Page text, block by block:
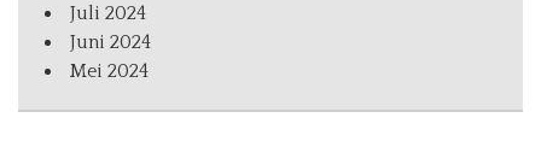
Juli 2024
Juni 2024
Mei 2024